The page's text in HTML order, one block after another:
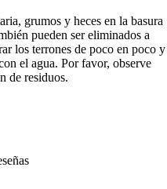
grumos y heces en la basura
pueden ser eliminados a
los terrones de poco en poco y
el agua. Por favor, observe
de residuos.